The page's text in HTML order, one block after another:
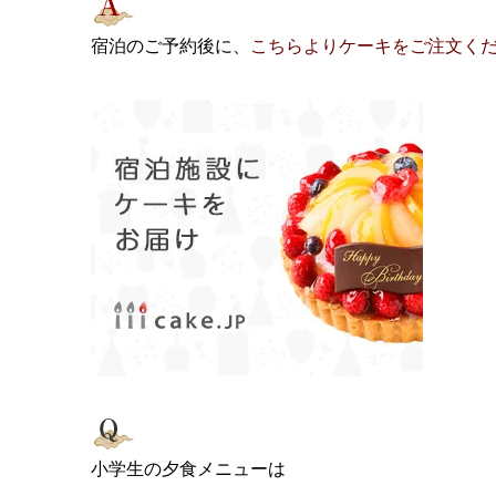
宿泊のご予約後に、 こちらよりケーキをご注文く
小学生の夕食メニューは